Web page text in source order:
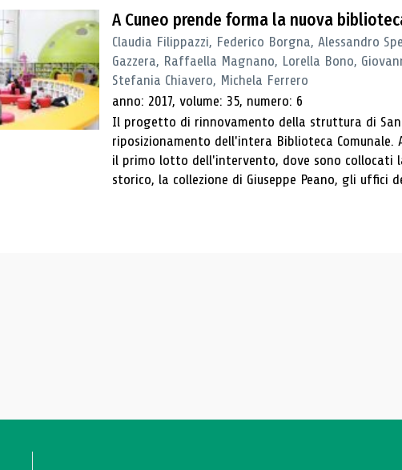
A Cuneo prende forma la nuova
Claudia Filippazzi, Federico Borgna, Alessandro
Gazzera, Raffaella Magnano, Lorella Bono,
Stefania Chiavero, Michela Ferrero
anno: 2017, volume: 35, numero: 6
Il progetto di rinnovamento della struttura di
riposizionamento dell'intera Biblioteca
il primo lotto dell'intervento, dove sono collocati
storico, la collezione di Giuseppe Peano, gli uffici